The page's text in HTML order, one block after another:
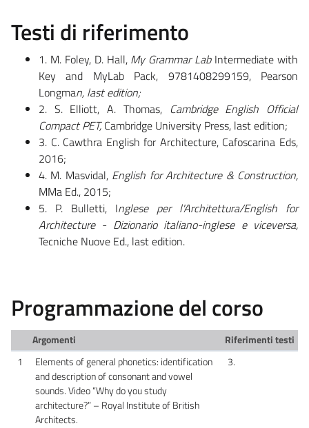
Testi di riferimento
1. M. Foley, D. Hall, My Grammar Lab Intermediate with
Key and MyLab Pack, 9781408299159, Pearson
Longman, last edition;
2. S. Elliott, A. Thomas, Cambridge English Official
Compact PET,Cambridge University Press, last edition;
3. C. Cawthra English for Architecture, Cafoscarina Eds,
2016;
4. M. Masvidal, English for Architecture & Construction,
MMa Ed., 2015;
5. P. Bulletti, Inglese per l'Architettura/English for
Architecture - Dizionario italiano-inglese e viceversa,
Tecniche Nuove Ed., last edition.
Programmazione del corso
Argomenti
Riferimenti testi
1
Elements of general phonetics: identification
and description of consonant and vowel
sounds. Video “Why do you study
architecture?” – Royal Institute of British
Architects.
3.